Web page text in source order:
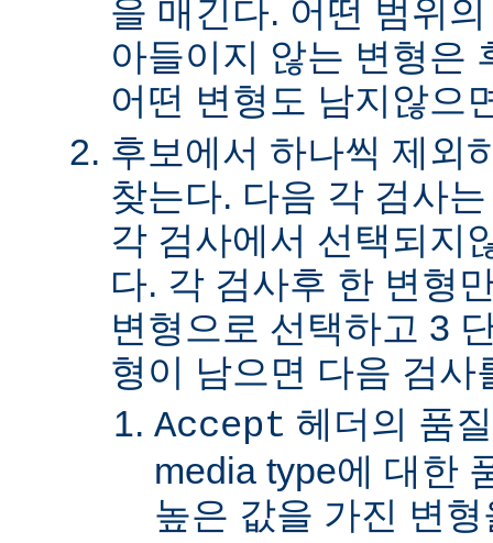
을 매긴다. 어떤 범위
아들이지 않는 변형은
어떤 변형도 남지않으
후보에서 하나씩 제외
찾는다. 다음 각 검사
각 검사에서 선택되지
다. 각 검사후 한 변형
변형으로 선택하고 3
형이 남으면 다음 검사
Accept 헤더의 품
media type에 대한
높은 값을 가진 변